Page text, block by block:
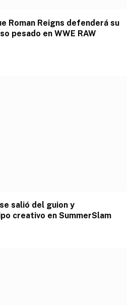
Roman Reigns defenderá su
pesado en WWE RAW
salió del guion y
creativo en SummerSlam